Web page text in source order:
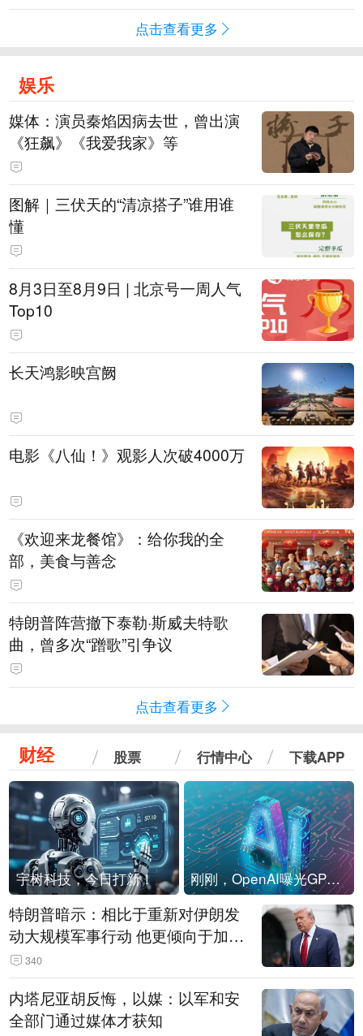
点击查看更多
娱乐
媒体：演员秦焰因病去世，曾出演
《狂飙》《我爱我家》等
图解｜三伏天的“清凉搭子”谁用谁
懂
8月3日至8月9日 | 北京号一周人气
Top10
长天鸿影映宫阙
电影《八仙！》观影人次破4000万
《欢迎来龙餐馆》：给你我的全
部，美食与善念
特朗普阵营撤下泰勒·斯威夫特歌
曲，曾多次“蹭歌”引争议
点击查看更多
财经 股票 行情中心 下载APP
宇树科技，今日打新！ 刚刚，OpenAI曝光GPT-6！传10万亿参数，8月强行发布
特朗普暗示：相比于重新对伊朗发
动大规模军事行动 他更倾向于加大
经济施压
340
内塔尼亚胡反悔，以媒：以军和安
全部门通过媒体才获知